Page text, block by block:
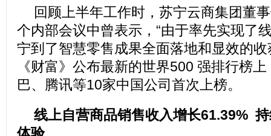
回顾上半年工作时，苏宁云商集团董
个内部会议中曾表示，“由于率先实现了
宁到了智慧零售成果全面落地和显效的
《财富》公布最新的世界500 强排行榜
巴、腾讯等10家中国公司首次上榜。
线上自营商品销售收入增长61.39%